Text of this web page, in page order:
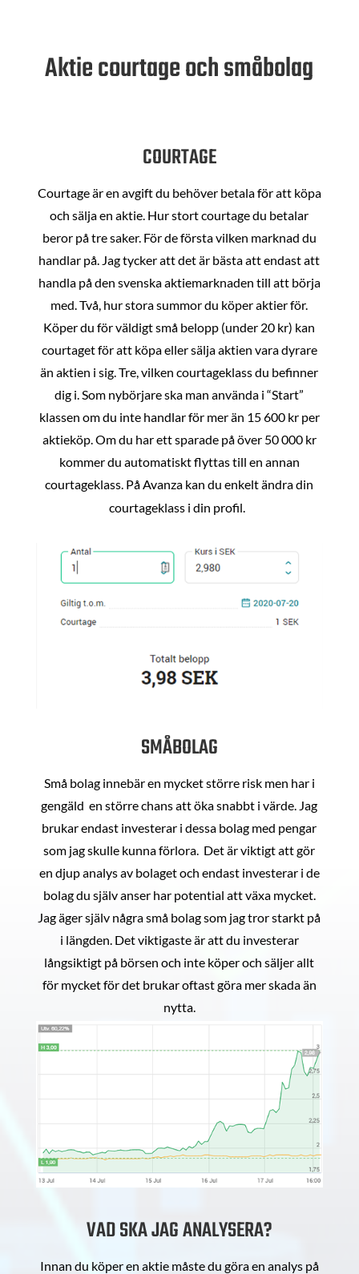
Aktie courtage och småbolag
COURTAGE
Courtage är en avgift du behöver betala för att köpa
och sälja en aktie. Hur stort courtage du betalar
beror på tre saker. För de första vilken marknad du
handlar på. Jag tycker att det är bästa att endast att
handla på den svenska aktiemarknaden till att börja
med. Två, hur stora summor du köper aktier för.
Köper du för väldigt små belopp (under 20 kr) kan
courtaget för att köpa eller sälja aktien vara dyrare
än aktien i sig. Tre, vilken courtageklass du befinner
dig i. Som nybörjare ska man använda i “Start”
klassen om du inte handlar för mer än 15 600 kr per
aktieköp. Om du har ett sparade på över 50 000 kr
kommer du automatiskt flyttas till en annan
courtageklass. På Avanza kan du enkelt ändra din
courtageklass i din profil.
SMÅBOLAG
Små bolag innebär en mycket större risk men har i
gengäld en större chans att öka snabbt i värde. Jag
brukar endast investerar i dessa bolag med pengar
som jag skulle kunna förlora. Det är viktigt att gör
en djup analys av bolaget och endast investerar i de
bolag du själv anser har potential att växa mycket.
Jag äger själv några små bolag som jag tror starkt på
i längden. Det viktigaste är att du investerar
långsiktigt på börsen och inte köper och säljer allt
för mycket för det brukar oftast göra mer skada än
nytta.
VAD SKA JAG ANALYSERA?
Innan du köper en aktie måste du göra en analys på